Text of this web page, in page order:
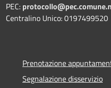
PEC:
Centralino Unico: 0197499520
Prenotazione
Segnalazione disservizio